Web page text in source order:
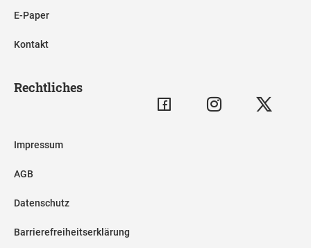
E-Paper
Kontakt
Rechtliches
Impressum
AGB
Datenschutz
Barrierefreiheitserklärung